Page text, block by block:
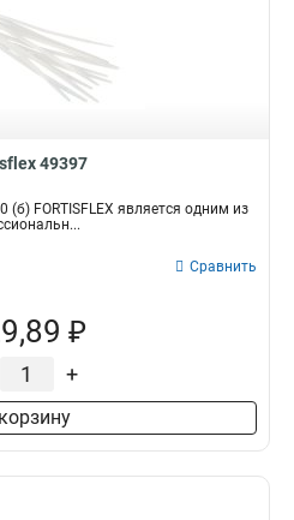
49397
FORTISFLEX является одним из
Сравнить
₽
+